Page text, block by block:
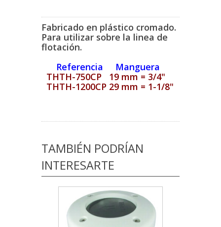
Fabricado en plástico cromado.
Para utilizar sobre la linea de
flotación.
Referencia Manguera
THTH-750CP 19 mm = 3/4"
THTH-1200CP 29 mm = 1-1/8"
TAMBIÉN PODRÍAN
INTERESARTE